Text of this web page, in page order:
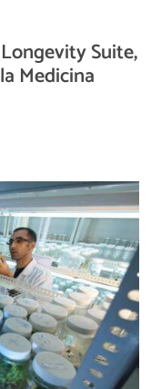
Suite,
Medicina